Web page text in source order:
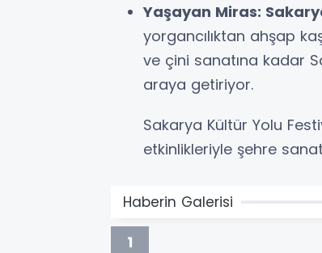
Yaşayan Miras:
yorgancılıktan ahşap
ve çini sanatına kadar
araya getiriyor.
Sakarya Kültür Yolu
etkinlikleriyle şehre
Haberin Galerisi
1